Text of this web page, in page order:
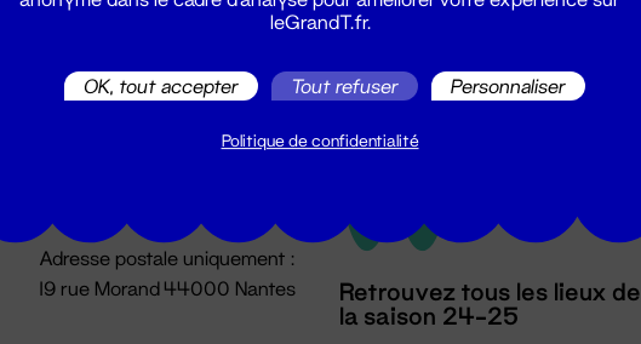
02 51 88 25 25
billetterie@leGrandT.fr
Du lundi au vendredi 14h → 18h
Adresse postale uniquement :
19 rue Morand 44000 Nantes
Retrouvez tous les lieux de
la saison 24-25
leGrandT.fr.
OK, tout accepter Tout refuser Personnaliser
Politique de confidentialité